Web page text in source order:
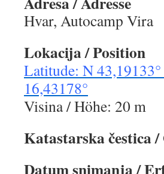
Hvar, Autocamp Vira
Lokacija / Position
Latitude: N
16,43178°
Visina / Höhe: 20 m
Katastarska čestica
Datum snimanja /